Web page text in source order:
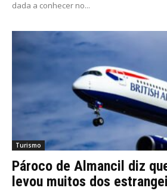
dada a conhecer no...
Turismo
Pároco de Almancil diz
levou muitos dos